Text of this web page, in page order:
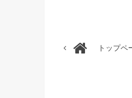
トップペ